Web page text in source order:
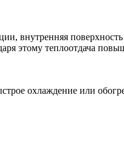
внутренняя
этому теплоотдача
охлаждение или